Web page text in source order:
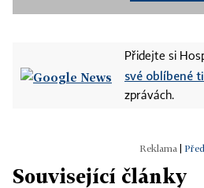
Přidejte si
své oblíbené
zprávách.
Související články